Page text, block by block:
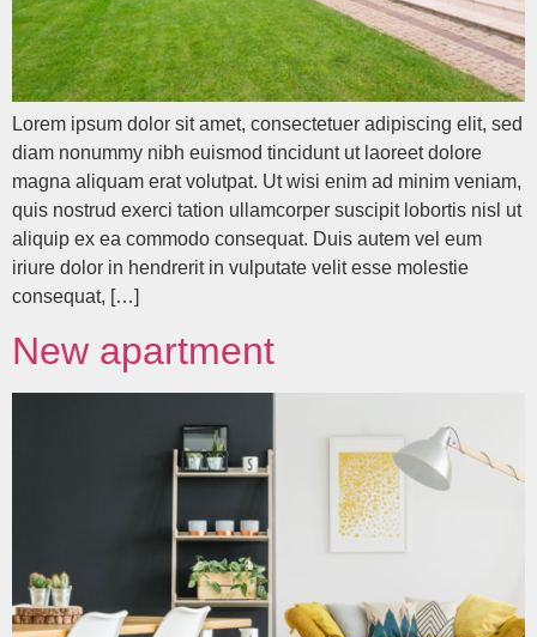
Lorem ipsum dolor sit amet, consectetuer adipiscing elit, sed
diam nonummy nibh euismod tincidunt ut laoreet dolore
magna aliquam erat volutpat. Ut wisi enim ad minim veniam,
quis nostrud exerci tation ullamcorper suscipit lobortis nisl ut
aliquip ex ea commodo consequat. Duis autem vel eum
iriure dolor in hendrerit in vulputate velit esse molestie
consequat, […]
New apartment